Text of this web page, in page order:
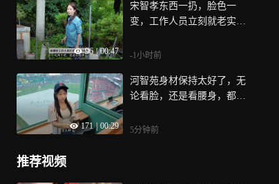
96 | 00:47
宋智孝东西一扔，脸色一
变，工作人员立刻就老实
-1小时前
171 | 00:29
河智苑身材保持太好了，无
论看脸，还是看腰身，都看
5分钟前
推荐视频